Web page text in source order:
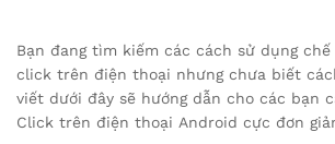
Bạn đang tìm kiếm các cách sử dụng
click trên điện thoại nhưng chưa biết
viết dưới đây sẽ hướng dẫn cho các bạn
Click trên điện thoại Android cực đơn